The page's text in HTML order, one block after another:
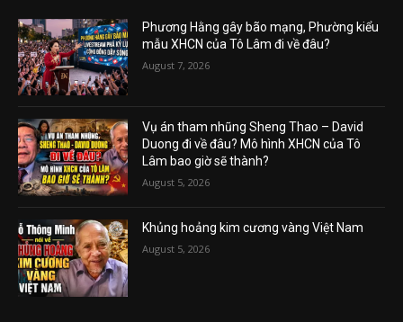
Phương Hằng gây bão mạng, Phường kiểu
mẫu XHCN của Tô Lâm đi về đâu?
August 7, 2026
Vụ án tham nhũng Sheng Thao – David
Duong đi về đâu? Mô hình XHCN của Tô
Lâm bao giờ sẽ thành?
August 5, 2026
Khủng hoảng kim cương vàng Việt Nam
August 5, 2026